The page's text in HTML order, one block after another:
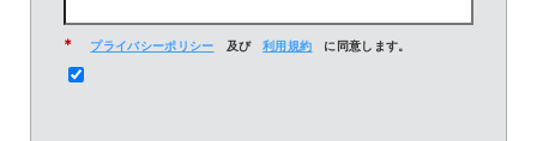
* プライバシーポリシー 及び 利用規約 に同意します。